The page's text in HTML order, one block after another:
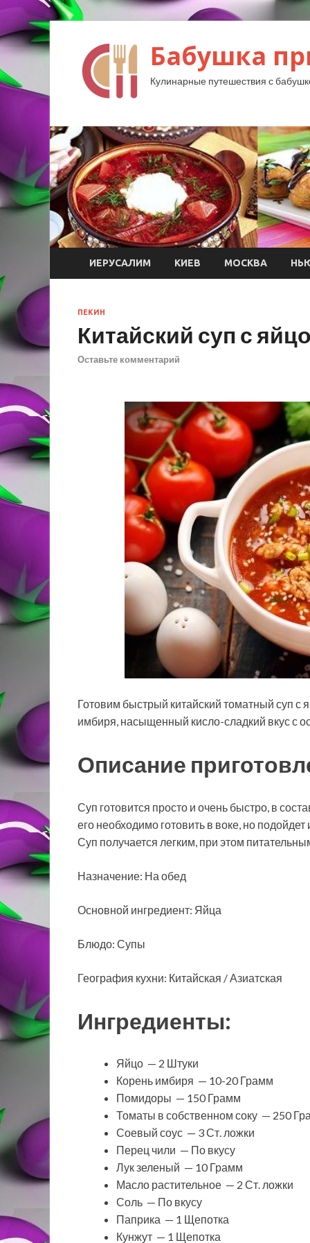
Бабушка
Кулинарные путешествия с
ИЕРУСАЛИМ КИЕВ МОСКВА
ПЕКИН
Китайский суп с
Оставьте комментарий
Готовим быстрый китайский томатный суп
имбиря, насыщенный кисло-сладкий вкус с
Описание
Суп готовится просто и очень быстро, в
его необходимо готовить в воке, но
Суп получается легким, при этом
Назначение: На обед
Основной ингредиент: Яйца
Блюдо: Супы
География кухни: Китайская / Азиатская
Ингредиенты:
Яйцо — 2 Штуки
Корень имбиря — 10-20 Грамм
Помидоры — 150 Грамм
Томаты в собственном соку — 250
Соевый соус — 3 Ст. ложки
Перец чили — По вкусу
Лук зеленый — 10 Грамм
Масло растительное — 2 Ст. ложки
Соль — По вкусу
Паприка — 1 Щепотка
Кунжут — 1 Щепотка